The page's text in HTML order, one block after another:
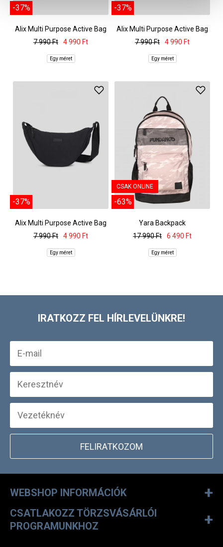
-37%
Alix Multi Purpose Active Bag
7 990 Ft
4 990 Ft
Egy méret
-37%
Alix Multi Purpose Active Bag
7 990 Ft
4 990 Ft
Egy méret
-37%
Alix Multi Purpose Active Bag
7 990 Ft
4 990 Ft
Egy méret
CSAK ONLINE
-63%
Yara Backpack
17 990 Ft
6 490 Ft
Egy méret
IRATKOZZ FEL HÍRLEVELÜNKRE!
FELIRATKOZOM
WEBSHOP INFORMÁCIÓK +
CSATLAKOZZ TÖRZSVÁSÁRLÓI
PROGRAMUNKHOZ
+